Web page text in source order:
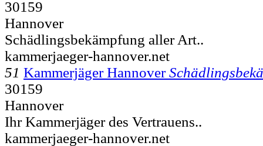
30159
Hannover
Schädlingsbekämpfung aller Art..
kammerjaeger-hannover.net
51 Kammerjäger Hannover
30159
Hannover
Ihr Kammerjäger des Vertrauens..
kammerjaeger-hannover.net